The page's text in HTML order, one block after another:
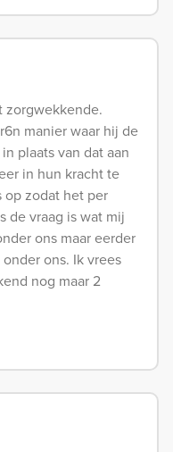
zorgwekkende.
manier waar hij de
plaats van dat aan
in hun kracht te
op zodat het per
de vraag is wat mij
ons maar eerder
ons. Ik vrees
nog maar 2